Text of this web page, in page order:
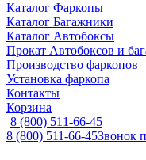
Каталог Фаркопы
Каталог Багажники
Каталог Автобоксы
Прокат Автобоксов и
Производство фаркопов
Установка фаркопа
Контакты
Корзина
8 (800) 511-66-45
8 (800) 511-66-45Звонок